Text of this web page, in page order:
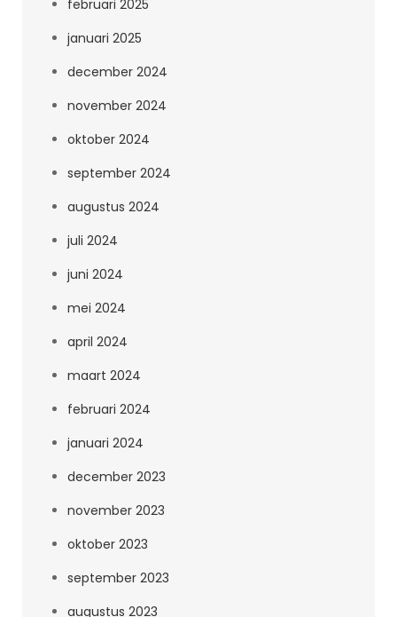
februari 2025
januari 2025
december 2024
november 2024
oktober 2024
september 2024
augustus 2024
juli 2024
juni 2024
mei 2024
april 2024
maart 2024
februari 2024
januari 2024
december 2023
november 2023
oktober 2023
september 2023
augustus 2023